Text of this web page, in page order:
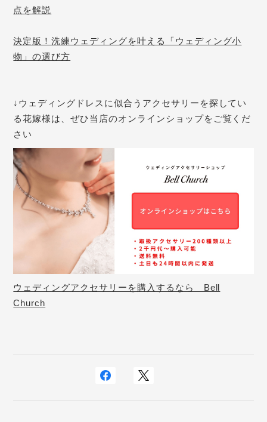
点を解説
決定版！洗練ウェディングを叶える「ウェディング小
物」の選び方
↓ウェディングドレスに似合うアクセサリーを探してい
る花嫁様は、ぜひ当店のオンラインショップをご覧くだ
さい
ウェディングアクセサリーを購入するなら Bell
Church